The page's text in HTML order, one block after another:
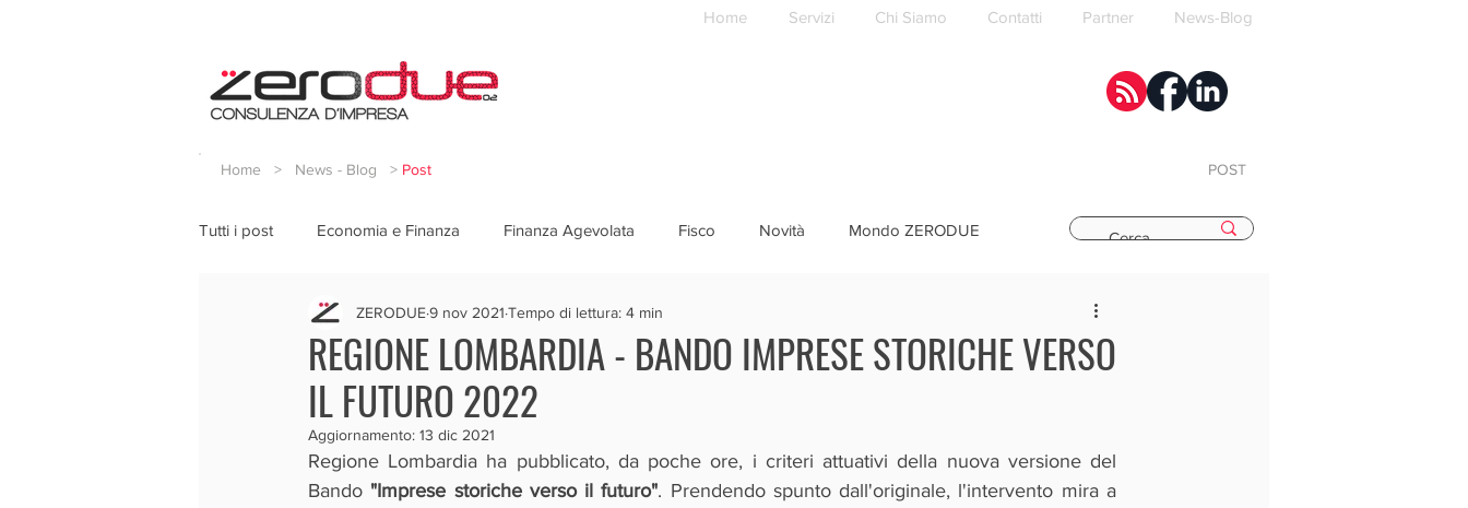
Home Servizi Chi Siamo Contatti Partner News-Blog
Home > News - Blog > Post POST
Tutti i post Economia e Finanza Finanza Agevolata Fisco Novità Mondo ZERODUE
REGIONE LOMBARDIA - BANDO IMPRESE STORICHE VERSO
IL FUTURO 2022
ZERODUE9 nov 2021 Tempo di lettura: 4 min
Aggiornamento: 13 dic 2021
Regione Lombardia ha pubblicato, da poche ore, i criteri attuativi della nuova versione del
Bando "Imprese storiche verso il futuro"